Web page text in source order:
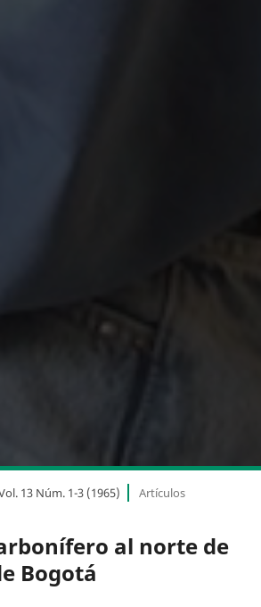
13 Núm. 1-3 (1965) Artículos
al norte de
Bogotá